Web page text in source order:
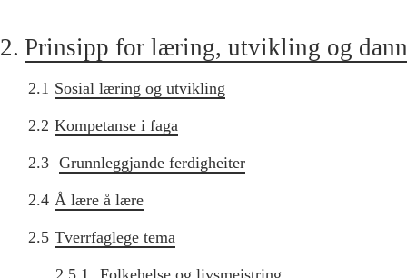
2. Prinsipp for læring, utvikling og
2.1 Sosial læring og utvikling
2.2 Kompetanse i faga
2.3 Grunnleggjande ferdigheiter
2.4 Å lære å lære
2.5 Tverrfaglege tema